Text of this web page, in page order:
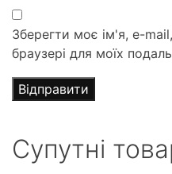
Зберегти моє ім'я, e-
браузері для моїх
Супутні